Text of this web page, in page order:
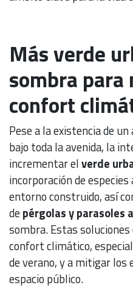
Más verde
sombra para
confort
Pese a la existencia de
bajo toda la avenida, la
incrementar elverde
incorporación de
entorno construido, así
depérgolas y parasoles
sombra. Estas
confort climático,
de verano, y a mitigar los
espacio público.